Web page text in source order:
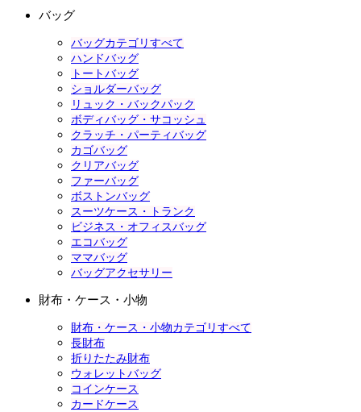
バッグ
バッグカテゴリすべて
ハンドバッグ
トートバッグ
ショルダーバッグ
リュック・バックパック
ボディバッグ・サコッシュ
クラッチ・パーティバッグ
カゴバッグ
クリアバッグ
ファーバッグ
ボストンバッグ
スーツケース・トランク
ビジネス・オフィスバッグ
エコバッグ
ママバッグ
バッグアクセサリー
財布・ケース・小物
財布・ケース・小物カテゴリすべて
長財布
折りたたみ財布
ウォレットバッグ
コインケース
カードケース